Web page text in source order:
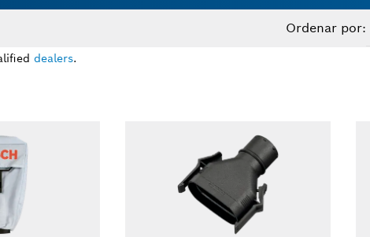
Ordenar por:
dealers.